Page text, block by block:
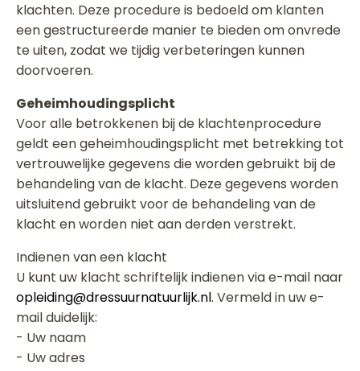
klachten. Deze procedure is bedoeld om klanten
een gestructureerde manier te bieden om onvrede
te uiten, zodat we tijdig verbeteringen kunnen
doorvoeren.
Geheimhoudingsplicht
Voor alle betrokkenen bij de klachtenprocedure
geldt een geheimhoudingsplicht met betrekking tot
vertrouwelijke gegevens die worden gebruikt bij de
behandeling van de klacht. Deze gegevens worden
uitsluitend gebruikt voor de behandeling van de
klacht en worden niet aan derden verstrekt.
Indienen van een klacht
U kunt uw klacht schriftelijk indienen via e-mail naar
opleiding@dressuurnatuurlijk.nl. Vermeld in uw e-
mail duidelijk:
- Uw naam
- Uw adres